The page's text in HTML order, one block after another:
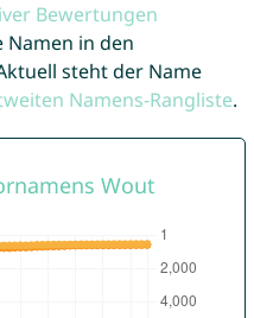
Bewertungen
Namen in den
steht der Name
Namens-Rangliste.